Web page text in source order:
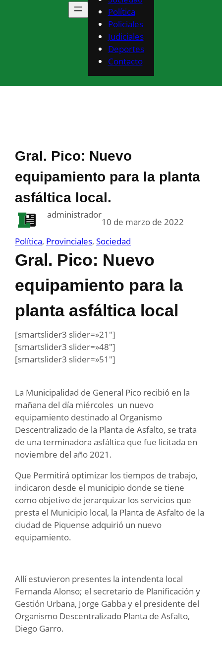
Política
Policiales
Judiciales
Deportes
Contacto
Gral. Pico: Nuevo
equipamiento para la planta
asfáltica local.
administrador
10 de marzo de 2022
Política, Provinciales, Sociedad
Gral. Pico: Nuevo
equipamiento para la
planta asfáltica local
[smartslider3 slider=»21″]
[smartslider3 slider=»48″]
[smartslider3 slider=»51″]
La Municipalidad de General Pico recibió en la
mañana del día miércoles un nuevo
equipamiento destinado al Organismo
Descentralizado de la Planta de Asfalto, se trata
de una terminadora asfáltica que fue licitada en
noviembre del año 2021.
Que Permitirá optimizar los tiempos de trabajo,
indicaron desde el municipio donde se tiene
como objetivo de jerarquizar los servicios que
presta el Municipio local, la Planta de Asfalto de la
ciudad de Piquense adquirió un nuevo
equipamiento.
Allí estuvieron presentes la intendenta local
Fernanda Alonso; el secretario de Planificación y
Gestión Urbana, Jorge Gabba y el presidente del
Organismo Descentralizado Planta de Asfalto,
Diego Garro.